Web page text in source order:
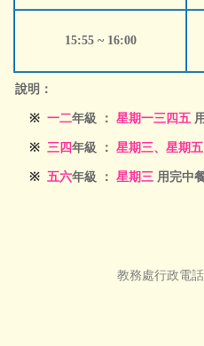
15:55 ~ 16:00
說明：
※ 一二年級 ： 星期一三四五
※ 三四年級 ： 星期三、 星期五
※ 五六年級 ： 星期三 用完中
教務處行政電話